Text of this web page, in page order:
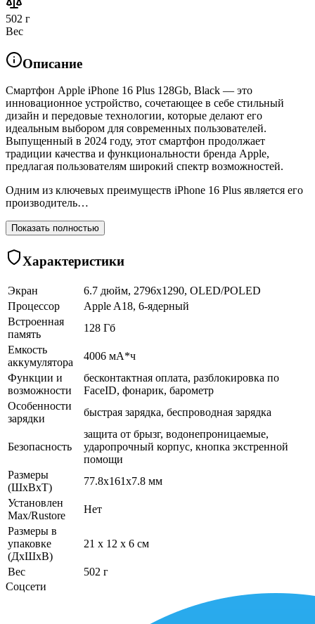
502 г
Вес
Описание
Смартфон Apple iPhone 16 Plus 128Gb, Black — это
инновационное устройство, сочетающее в себе стильный
дизайн и передовые технологии, которые делают его
идеальным выбором для современных пользователей.
Выпущенный в 2024 году, этот смартфон продолжает
традиции качества и функциональности бренда Apple,
предлагая пользователям широкий спектр возможностей.
Одним из ключевых преимуществ iPhone 16 Plus является его
производитель…
Показать полностью
Характеристики
Экран
6.7 дюйм, 2796x1290, OLED/POLED
Процессор
Apple A18, 6-ядерный
Встроенная
память
128 Гб
Емкость
аккумулятора
4006 мА*ч
Функции и
возможности
бесконтактная оплата, разблокировка по
FaceID, фонарик, барометр
Особенности
зарядки
быстрая зарядка, беспроводная зарядка
Безопасность
защита от брызг, водонепроницаемые,
ударопрочный корпус, кнопка экстренной
помощи
Размеры
(ШхВхТ)
77.8x161x7.8 мм
Установлен
Max/Rustore
Нет
Размеры в
упаковке
(ДхШхВ)
21 x 12 x 6 см
Вес
502 г
Соцсети